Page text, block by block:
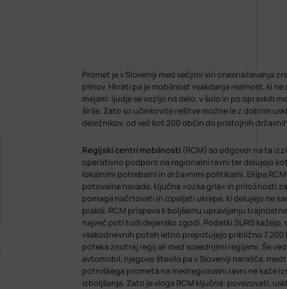
Promet je v Sloveniji med večjimi viri onesnaževanja
plinov. Hkrati pa je mobilnost vsakdanja realnost, ki
mejam: ljudje se vozijo na delo, v šolo in po opravkih
širše. Zato so učinkovite rešitve možne le z dobrim
deležnikov, od več kot 200 občin do pristojnih
Regijski centri mobilnosti (RCM) so odgovor na ta
operativno podporo na regionalni ravni ter delujejo
lokalnimi potrebami in državnimi politikami. Ekipa
potovalne navade, ključna »ozka grla« in priložnosti
pomaga načrtovati in izpeljati ukrepe, ki delujejo ne
praksi. RCM prispeva k boljšemu upravljanju
največ poti tudi dejansko zgodi. Podatki SURS kažejo,
vsakodnevnih poteh letno prepotujejo približno 7.200
poteka znotraj regij ali med sosednjimi regijami. Še
avtomobil, njegovo število pa v Sloveniji narašča,
potniškega prometa na medregionalni ravni ne kaže
izboljšanja. Zato je vloga RCM ključna: povezovati,